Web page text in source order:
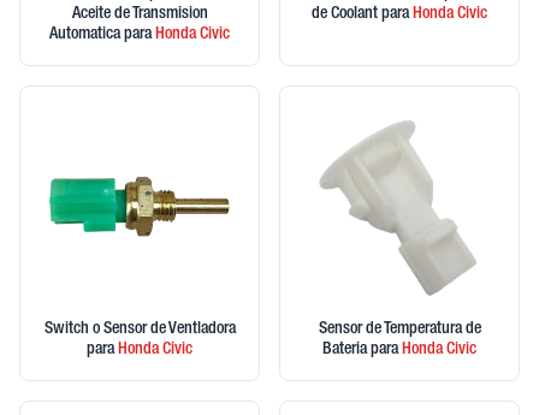
Aceite de Transmision
Automatica paraHondaCivic
de Coolant paraHondaCivic
Switch o Sensor de Ventladora
paraHondaCivic
Sensor de Temperatura de
Bateria paraHondaCivic